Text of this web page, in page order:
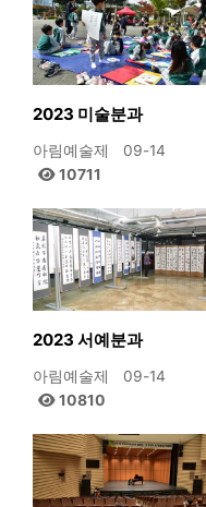
2023 미술분과
아림예술제
09-14
10711
2023 서예분과
아림예술제
09-14
10810